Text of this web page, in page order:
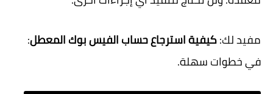
مفيد لك:كيفية استرجاع حساب الفيس بوك المعطل:
في خطوات سهلة.